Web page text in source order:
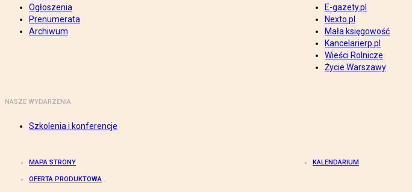
Ogłoszenia
Prenumerata
Archiwum
E-gazety.pl
Nexto.pl
Mała księgowość
Kancelarierp.pl
Wieści Rolnicze
Życie Warszawy
NASZE WYDARZENIA
Szkolenia i konferencje
MAPA STRONY KALENDARIUM
OFERTA PRODUKTOWA